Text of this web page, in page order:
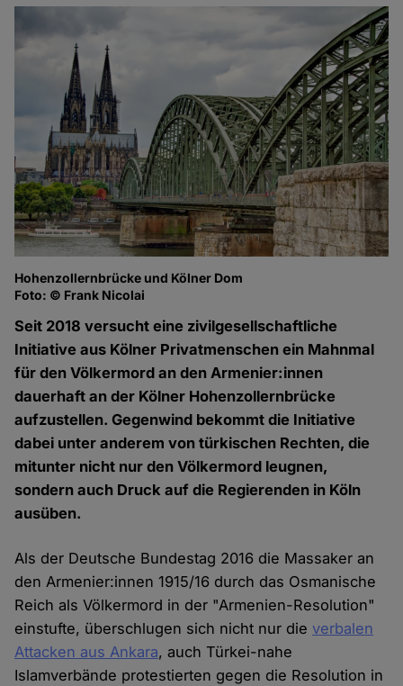
Hohenzollernbrücke und Kölner Dom
Foto: © Frank Nicolai
Seit 2018 versucht eine zivilgesellschaftliche
Initiative aus Kölner Privatmenschen ein Mahnmal
für den Völkermord an den Armenier:innen
dauerhaft an der Kölner Hohenzollernbrücke
aufzustellen. Gegenwind bekommt die Initiative
dabei unter anderem von türkischen Rechten, die
mitunter nicht nur den Völkermord leugnen,
sondern auch Druck auf die Regierenden in Köln
ausüben.
Als der Deutsche Bundestag 2016 die Massaker an
den Armenier:innen 1915/16 durch das Osmanische
Reich als Völkermord in der "Armenien-Resolution"
einstufte, überschlugen sich nicht nur dieverbalen
Attacken aus Ankara, auch Türkei-nahe
Islamverbände protestierten gegen die Resolution in